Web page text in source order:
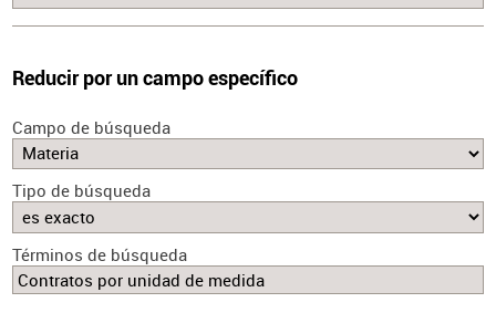
Reducir por un campo específico
Campo de búsqueda
Tipo de búsqueda
Términos de búsqueda